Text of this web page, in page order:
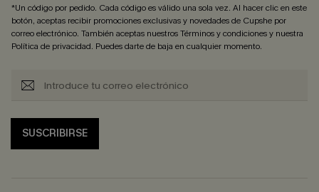
*Un código por pedido. Cada código es válido una sola vez. Al hacer clic en este
botón, aceptas recibir promociones exclusivas y novedades de Cupshe por
correo electrónico. También aceptas nuestrosTérminos y condicionesy nuestra
Política de privacidad. Puedes darte de baja en cualquier momento.
SUSCRIBIRSE